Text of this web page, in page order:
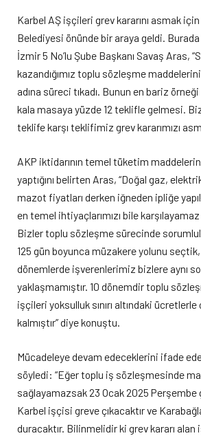
Karbel AŞ işçileri grev kararını asmak
Belediyesi önünde bir araya geldi.
İzmir 5 No’lu Şube Başkanı Savaş Aras,
kazandığımız toplu sözleşme
adına süreci tıkadı. Bunun en bariz
kala masaya yüzde 12 teklifle gelmesi.
teklife karşı teklifimiz grev kararımızı
AKP iktidarının temel tüketim
yaptığını belirten Aras, “Doğal gaz,
mazot fiyatları derken iğneden ipliğe
en temel ihtiyaçlarımızı bile
Bizler toplu sözleşme sürecinde
125 gün boyunca müzakere yolunu
dönemlerde işverenlerimiz bizlere aynı
yaklaşmamıştır. 10 dönemdir toplu
işçileri yoksulluk sınırı altındaki
kalmıştır” diye konuştu.
Mücadeleye devam edeceklerini ifade
söyledi: “Eğer toplu iş sözleşmesinde
sağlayamazsak 23 Ocak 2025 Perşembe
Karbel işçisi greve çıkacaktır ve
duracaktır. Bilinmelidir ki grev kararı